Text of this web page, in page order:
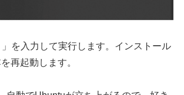
」を入力して実行します。インストール
再起動します。